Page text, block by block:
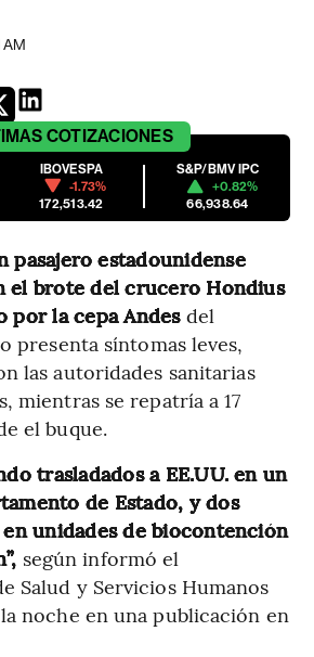
AM
COTIZACIONES
IBOVESPA
-1.73%
172,513.42
S&P/BMV IPC
+0.82%
66,938.64
pasajero estadounidense
el brote del crucero Hondius
por la cepa Andesdel
presenta síntomas leves,
las autoridades sanitarias
mientras se repatría a 17
el buque.
trasladados a EE.UU. en un
de Estado, y dos
en unidades de biocontención
según informó el
Salud y Servicios Humanos
noche en una publicación en